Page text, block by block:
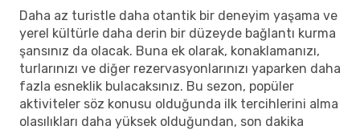
Daha az turistle daha otantik bir deneyim yaşama ve
yerel kültürle daha derin bir düzeyde bağlantı kurma
şansınız da olacak. Buna ek olarak, konaklamanızı,
turlarınızı ve diğer rezervasyonlarınızı yaparken daha
fazla esneklik bulacaksınız. Bu sezon, popüler
aktiviteler söz konusu olduğunda ilk tercihlerini alma
olasılıkları daha yüksek olduğundan, son dakika